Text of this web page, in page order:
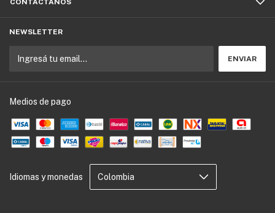
NEWSLETTER
Medios de pago
Idiomas y monedas